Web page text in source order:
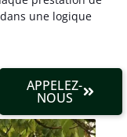
une logique
APPELEZ-
NOUS